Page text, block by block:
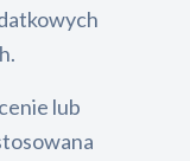
lub